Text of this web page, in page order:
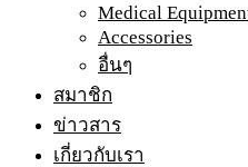
Medical
Accessories
อื่นๆ
สมาชิก
ข่าวสาร
เกี่ยวกับเรา